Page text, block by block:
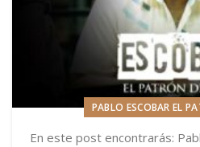
PABLO ESCOBAR EL
En este post encontrarás: